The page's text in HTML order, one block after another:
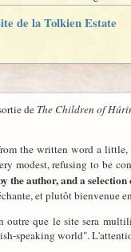
de la Tolkien Estate
de The Children of
the written word a
modest, refusing to be
the author, and a
et plutôt bienvenue
outre que le site sera
speaking world".